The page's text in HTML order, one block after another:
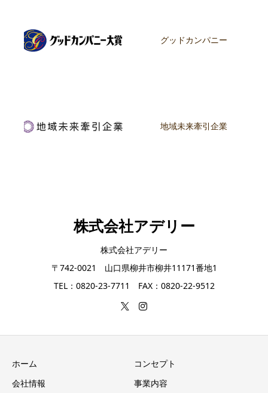
グッドカンパニー
地域未来牽引企業
株式会社アデリー
株式会社アデリー
〒742-0021 山口県柳井市柳井11171番地1
TEL：0820-23-7711 FAX：0820-22-9512
ホーム
コンセプト
会社情報
事業内容